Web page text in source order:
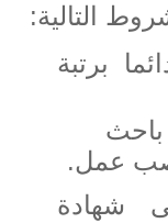
التالية:
برتبة
باحث
عمل.
شهادة